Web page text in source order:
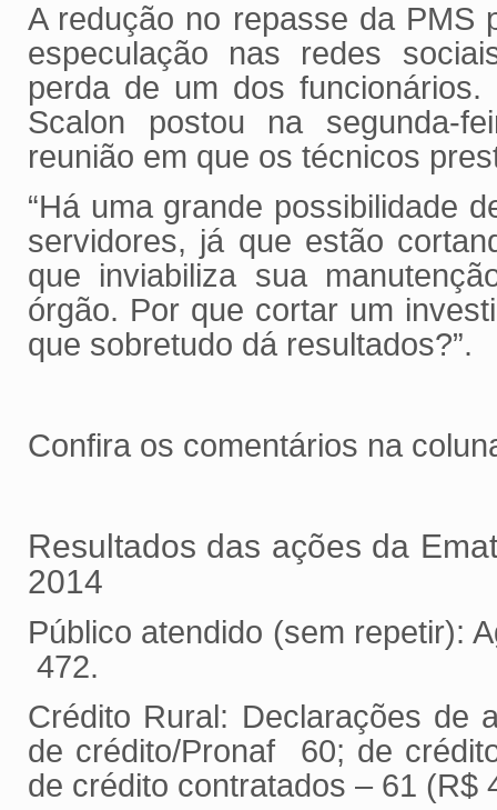
A redução no repasse da PMS
especulação nas redes
perda de um dos funcionários.
Scalon postou na segunda-
reunião em que os técnicos
“Há uma grande possibilidade
servidores, já que estão
que inviabiliza sua
órgão. Por que cortar um
que sobretudo dá resultados?”.
Confira os comentários na
Resultados das ações da
2014
Público atendido (sem repetir):
472.
Crédito Rural: Declarações de
de crédito/Pronaf 60; de
de crédito contratados – 61 (R$